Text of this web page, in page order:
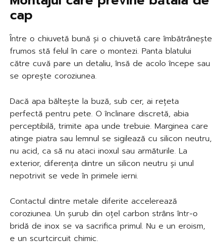
cap
Între o chiuvetă bună și o chiuvetă care îmbătrânește
frumos stă felul în care o montezi. Panta blatului
către cuvă pare un detaliu, însă de acolo începe sau
se oprește coroziunea.
Dacă apa băltește la buză, sub cer, ai rețeta
perfectă pentru pete. O înclinare discretă, abia
perceptibilă, trimite apa unde trebuie. Marginea care
atinge piatra sau lemnul se sigilează cu silicon neutru,
nu acid, ca să nu ataci inoxul sau armăturile. La
exterior, diferența dintre un silicon neutru și unul
nepotrivit se vede în primele ierni.
Contactul dintre metale diferite accelerează
coroziunea. Un șurub din oțel carbon strâns într-o
bridă de inox se va sacrifica primul. Nu e un eroism,
e un scurtcircuit chimic.